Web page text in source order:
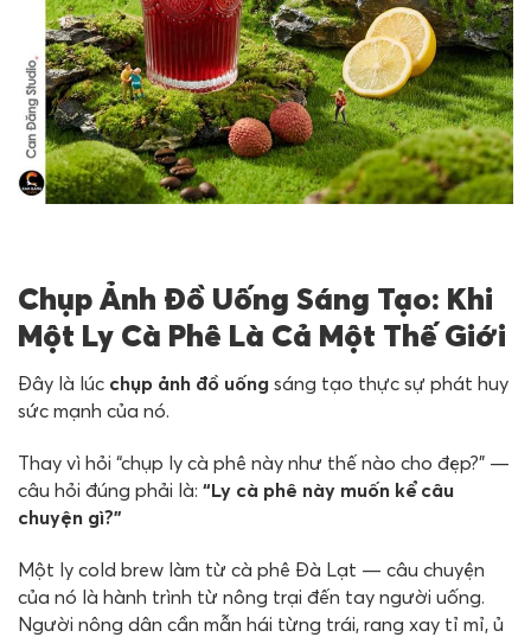
Chụp Ảnh Đồ Uống Sáng Tạo: Khi
Một Ly Cà Phê Là Cả Một Thế Giới
Đây là lúc chụp ảnh đồ uống sáng tạo thực sự phát huy
sức mạnh của nó.
Thay vì hỏi “chụp ly cà phê này như thế nào cho đẹp?” —
câu hỏi đúng phải là: “Ly cà phê này muốn kể câu
chuyện gì?”
Một ly cold brew làm từ cà phê Đà Lạt — câu chuyện
của nó là hành trình từ nông trại đến tay người uống.
Người nông dân cần mẫn hái từng trái, rang xay tỉ mỉ, ủ